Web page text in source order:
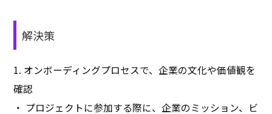
解決策
1. オンボーディングプロセスで、企業の文化や価値観を
確認
・ プロジェクトに参加する際に、企業のミッション、ビ